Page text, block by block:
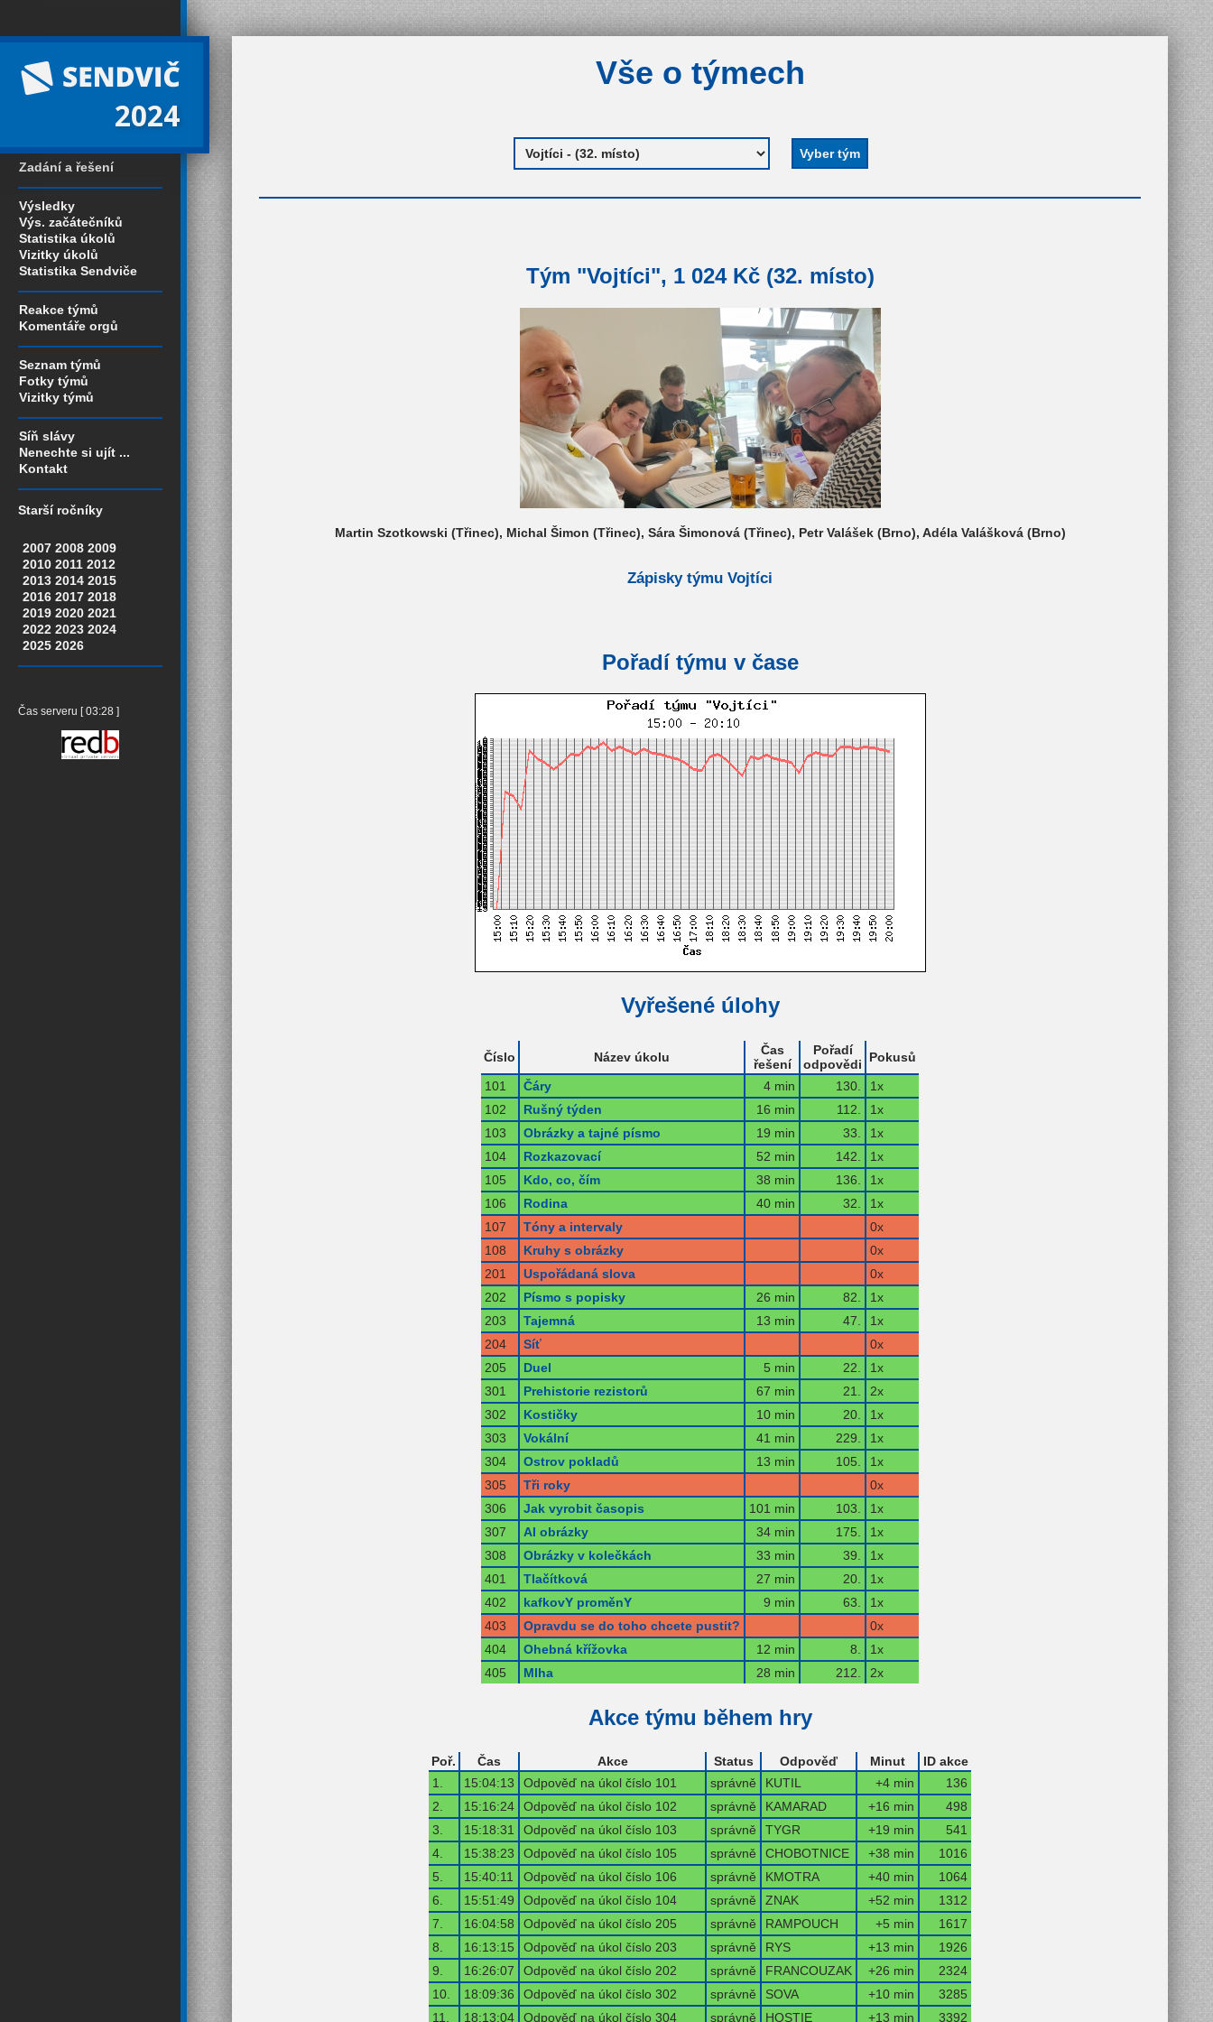
2024
Zadání a řešení
Výsledky
Výs. začátečníků
Statistika úkolů
Vizitky úkolů
Statistika Sendviče
Reakce týmů
Komentáře orgů
Seznam týmů
Fotky týmů
Vizitky týmů
Síň slávy
Nenechte si ujít ...
Kontakt
Starší ročníky
2007 2008 2009
2010 2011 2012
2013 2014 2015
2016 2017 2018
2019 2020 2021
2022 2023 2024
2025 2026
Čas serveru [ 03:28 ]
Vše o týmech
Tým "Vojtíci", 1 024 Kč (32. místo)
Martin Szotkowski (Třinec), Michal Šimon (Třinec), Sára Šimonová (Třinec), Petr Valášek (Brno), Adéla Valášková (Brno)
Zápisky týmu Vojtíci
Pořadí týmu v čase
Vyřešené úlohy
Číslo Název úkolu
Čas
řešení
Pořadí
odpovědi
Pokusů
101
Čáry 4 min 130.
1x
102
Rušný týden 16 min 112.
1x
103
Obrázky a tajné písmo 19 min 33.
1x
104
Rozkazovací 52 min 142.
1x
105
Kdo, co, čím 38 min 136.
1x
106
Rodina 40 min 32.
1x
107
Tóny a intervaly
0x
108
Kruhy s obrázky
0x
201
Uspořádaná slova
0x
202
Písmo s popisky 26 min 82.
1x
203
Tajemná 13 min 47.
1x
204
Síť
0x
205
Duel 5 min 22.
1x
301
Prehistorie rezistorů 67 min 21.
2x
302
Kostičky 10 min 20.
1x
303
Vokální 41 min 229.
1x
304
Ostrov pokladů 13 min 105.
1x
305
Tři roky
0x
306
Jak vyrobit časopis 101 min 103.
1x
307
AI obrázky 34 min 175.
1x
308
Obrázky v kolečkách 33 min 39.
1x
401
Tlačítková 27 min 20.
1x
402
kafkovY proměnY 9 min 63.
1x
403
Opravdu se do toho chcete pustit?
0x
404
Ohebná křížovka 12 min 8.
1x
405
Mlha 28 min 212. 2x
Akce týmu během hry
Poř. Čas Akce Status Odpověď Minut
ID akce
1.
15:04:13 Odpověď na úkol číslo 101 správně KUTIL +4 min
136
2.
15:16:24 Odpověď na úkol číslo 102 správně KAMARAD +16 min
498
3.
15:18:31 Odpověď na úkol číslo 103 správně TYGR +19 min
541
4.
15:38:23 Odpověď na úkol číslo 105 správně CHOBOTNICE +38 min
1016
5.
15:40:11 Odpověď na úkol číslo 106 správně KMOTRA +40 min
1064
6.
15:51:49 Odpověď na úkol číslo 104 správně ZNAK +52 min
1312
7.
16:04:58 Odpověď na úkol číslo 205 správně RAMPOUCH +5 min
1617
8.
16:13:15 Odpověď na úkol číslo 203 správně RYS +13 min
1926
9.
16:26:07 Odpověď na úkol číslo 202 správně FRANCOUZAK +26 min
2324
10.
18:09:36 Odpověď na úkol číslo 302 správně SOVA +10 min
3285
11.
18:13:04 Odpověď na úkol číslo 304 správně HOSTIE +13 min 3392